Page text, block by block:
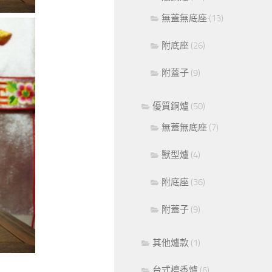
無蓋無底座 (13)
附底座 (26)
附蓋子 (9)
優質銅爐 (50)
無蓋無底座 (7)
獸型爐 (4)
附底座 (36)
附蓋子 (9)
其他爐款 (1)